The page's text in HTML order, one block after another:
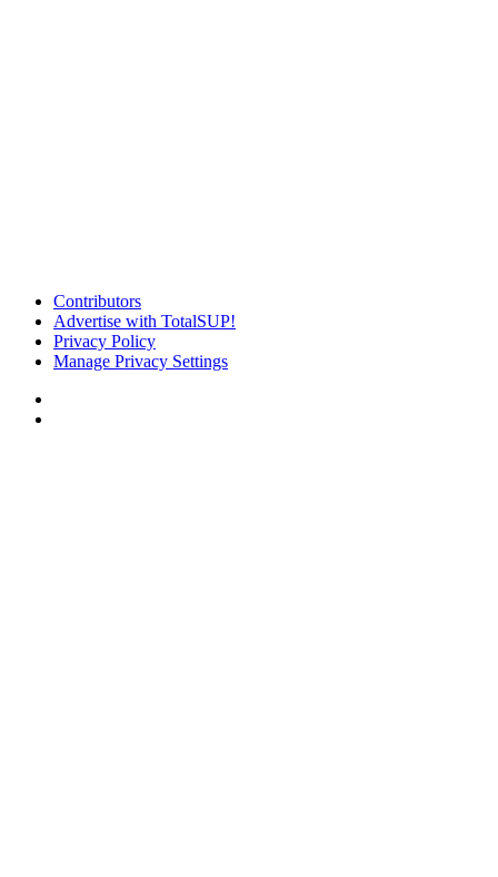
Contributors
Advertise with TotalSUP!
Privacy Policy
Manage Privacy Settings